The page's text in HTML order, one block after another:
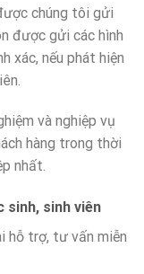
chúng tôi gửi
được gửi các hình
xác, nếu phát hiện
và nghiệp vụ
hàng trong thời
nhất.
sinh, sinh viên
hỗ trợ, tư vấn miễn